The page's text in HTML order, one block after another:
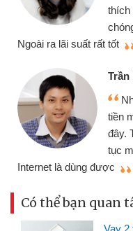
thích
Ngoài ra lãi suất rất tốt
Trần
tiền
đây.
tục
Internet là dùng được
Có thể bạn quan
Vay 2